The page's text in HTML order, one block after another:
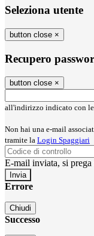
Seleziona utente
button close ×
Recupero
button close ×
all'indirizzo indicato con
Non hai una e-mail
tramite la Login Spaggiari
E-mail inviata, si
Errore
Chiudi
Successo